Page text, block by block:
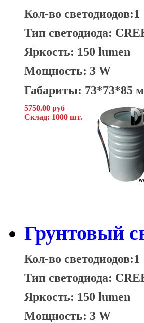
Кол-во светодиодов:1
Тип светодиода:
Яркость: 150 lumen
Мощность: 3 W
Габариты: 73*73*85
5750.00 руб
Склад: 1000 шт.
Грунтовый
Кол-во светодиодов:1
Тип светодиода:
Яркость: 150 lumen
Мощность: 3 W